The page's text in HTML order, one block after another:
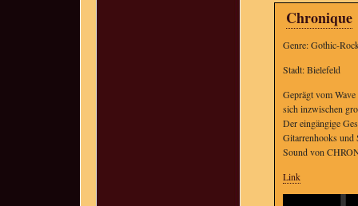
Chronique
Genre: Gothic-
Stadt: Bielefeld
Geprägt vom
sich inzwischen
Der eingängige
Gitarrenhooks und
Sound von
Link